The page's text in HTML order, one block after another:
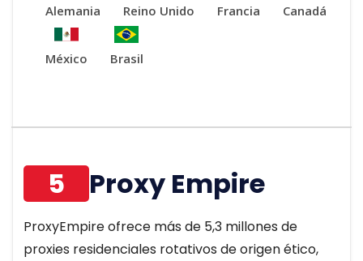
Alemania Reino Unido Francia Canadá
México Brasil
5 Proxy Empire
ProxyEmpire ofrece más de 5,3 millones de
proxies residenciales rotativos de origen ético,